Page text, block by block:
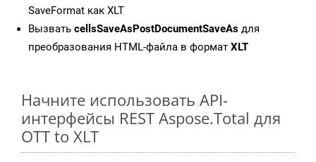
SaveFormat как XLT
Вызвать cellsSaveAsPostDocumentSaveAs для
преобразования HTML-файла в формат XLT
Начните использовать API-
интерфейсы REST Aspose.Total для
OTT to XLT